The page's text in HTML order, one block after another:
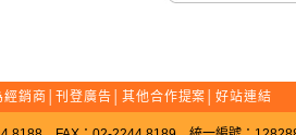
經銷商 │刊登廣告 其他合作提案 │好站連結